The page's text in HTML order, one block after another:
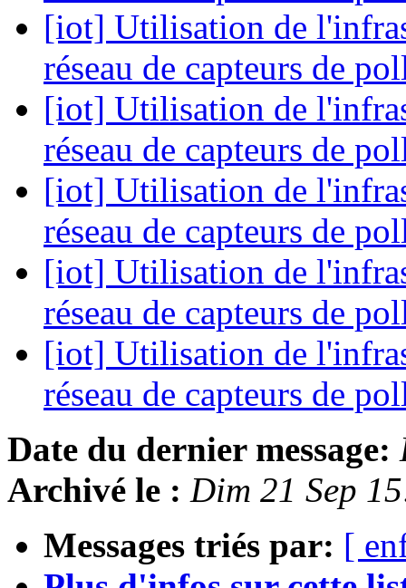
[iot] Utilisation de
réseau de capteurs de
[iot] Utilisation de
réseau de capteurs de
[iot] Utilisation de
réseau de capteurs de
[iot] Utilisation de
réseau de capteurs de
[iot] Utilisation de
réseau de capteurs de
Date du dernier message:
Archivé le : Dim 21 Sep
Messages triés par: [